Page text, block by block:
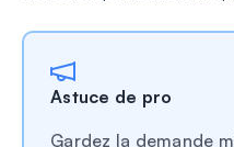
Astuce de pro
Gardez la demande